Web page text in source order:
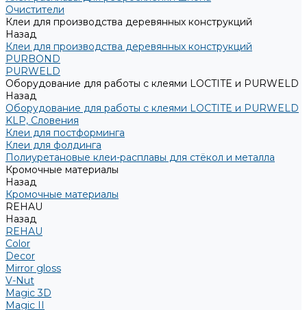
Очистители
Клеи для производства деревянных конструкций
Назад
Клеи для производства деревянных конструкций
PURBOND
PURWELD
Оборудование для работы с клеями LOCTITE и PURWELD
Назад
Оборудование для работы с клеями LOCTITE и PURWELD
KLP, Словения
Клеи для постформинга
Клеи для фолдинга
Полиуретановые клеи-расплавы для стёкол и металла
Кромочные материалы
Назад
Кромочные материалы
REHAU
Назад
REHAU
Color
Decor
Mirror gloss
V-Nut
Magic 3D
Magic II